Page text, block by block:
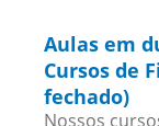
Aulas em
Cursos de
fechado)
Nossos